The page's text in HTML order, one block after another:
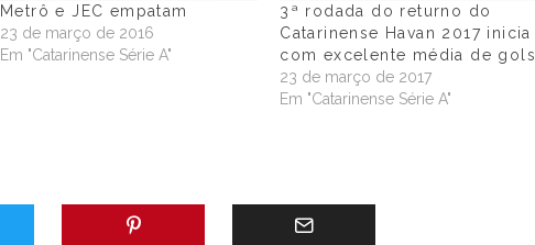
Metrô e JEC empatam
23 de março de 2016
Em "Catarinense Série A"
3ª rodada do returno do
Catarinense Havan 2017 inicia
com excelente média de gols
23 de março de 2017
Em "Catarinense Série A"